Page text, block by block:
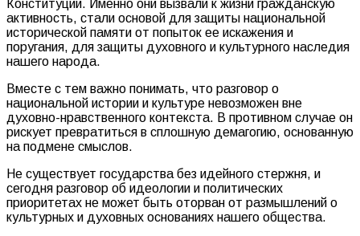
Конституции. Именно они вызвали к жизни гражданскую
активность, стали основой для защиты национальной
исторической памяти от попыток ее искажения и
поругания, для защиты духовного и культурного наследия
нашего народа.
Вместе с тем важно понимать, что разговор о
национальной истории и культуре невозможен вне
духовно-нравственного контекста. В противном случае он
рискует превратиться в сплошную демагогию, основанную
на подмене смыслов.
Не существует государства без идейного стержня, и
сегодня разговор об идеологии и политических
приоритетах не может быть оторван от размышлений о
культурных и духовных основаниях нашего общества.